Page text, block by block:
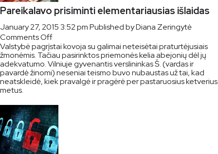
Pareikalavo prisiminti elementariausias išlaidas
January 27, 2015 3:52 pmPublished byDiana Zeringytė
Comments Offon
Pareikalavo
prisiminti
elementariausias
išlaidas
Valstybė pagrįstai kovoja su galimai neteisėtai praturtėjusiais
žmonėmis. Tačiau pasirinktos priemonės kelia abejonių dėl jų
adekvatumo. Vilniuje gyvenantis verslininkas Š. (vardas ir
pavardė žinomi) neseniai teismo buvo nubaustas už tai, kad
neatskleidė, kiek pravalgė ir pragėrė per pastaruosius ketverius
metus.